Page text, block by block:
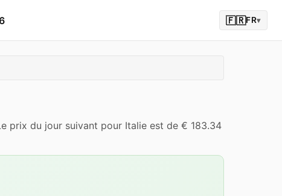
🇫🇷FR▾
prix du jour suivant pour Italie est de € 183.34